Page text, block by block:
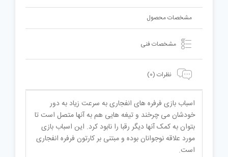
مشخصات محصول
مشخصات فنی
نظرات (0)
اسباب بازی فرفره های انفجاری به سرعت زیاد به دور
خودشان می چرخند و تیغه هایی هم به آنها متصل است تا
بتوان به کمک آنها دیگر رقبا را نابود کرد. این اسباب بازی
مورد علاقه نوجوانان بوده و مبتنی بر کارتون فرفره انفجاری
است.